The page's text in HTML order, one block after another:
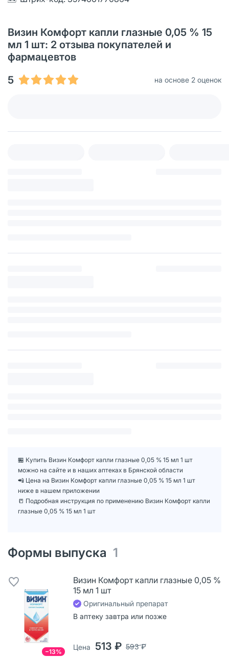
Визин Комфорт капли глазные 0,05 % 15
мл 1 шт: 2 отзыва покупателей и
фармацевтов
5
на основе 2 оценок
🏪 Купить Визин Комфорт капли глазные 0,05 % 15 мл 1 шт
можно на сайте и в наших аптеках в Брянской области
📲 Цена на Визин Комфорт капли глазные 0,05 % 15 мл 1 шт
ниже в нашем приложении
📒 Подробная инструкция по применению Визин Комфорт капли
глазные 0,05 % 15 мл 1 шт
Формы выпуска 1
−13%
Визин Комфорт капли глазные 0,05 %
15 мл 1 шт
Оригинальный препарат
В аптеку завтра или позже
Цена 513 ₽ 593 ₽